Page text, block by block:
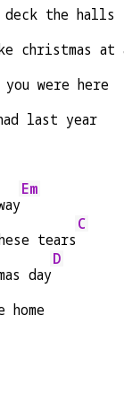
the halls
christmas
you were here
last year
Em
tears
C
day
D
home